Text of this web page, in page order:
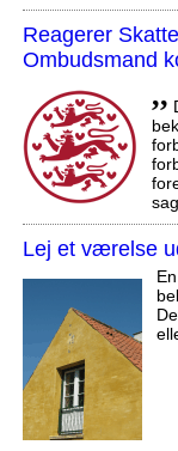
Reagerer
Ombudsmand
,,
Lej et værelse